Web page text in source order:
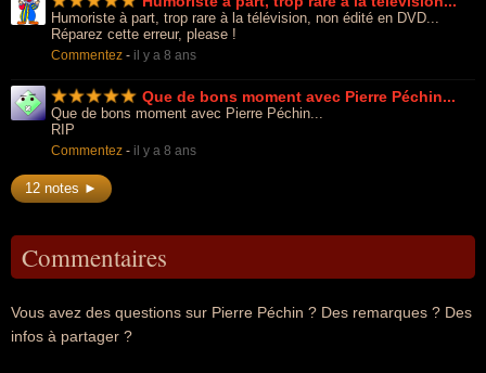
Humoriste à part, trop rare à la télévision, non édité en DVD...
Réparez cette erreur, please !
Commentez - il y a 8 ans
Que de bons moment avec Pierre Péchin...
Que de bons moment avec Pierre Péchin...
RIP
Commentez - il y a 8 ans
12 notes ►
Commentaires
Vous avez des questions sur Pierre Péchin ? Des remarques ? Des
infos à partager ?